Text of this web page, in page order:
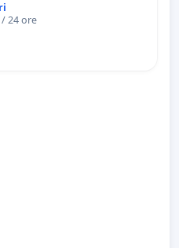
24 ore